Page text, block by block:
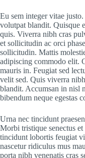
Eu sem integer vitae
volutpat blandit. Quisque
quis. Viverra nibh cras
et sollicitudin ac orci
sollicitudin. Mattis
adipiscing commodo elit.
mauris in. Feugiat sed
velit sed. Quis viverra
blandit. Accumsan in nisl
bibendum neque egestas
Urna nec tincidunt
Morbi tristique senectus et
tincidunt lobortis feugiat
nascetur ridiculus mus
porta nibh venenatis cras